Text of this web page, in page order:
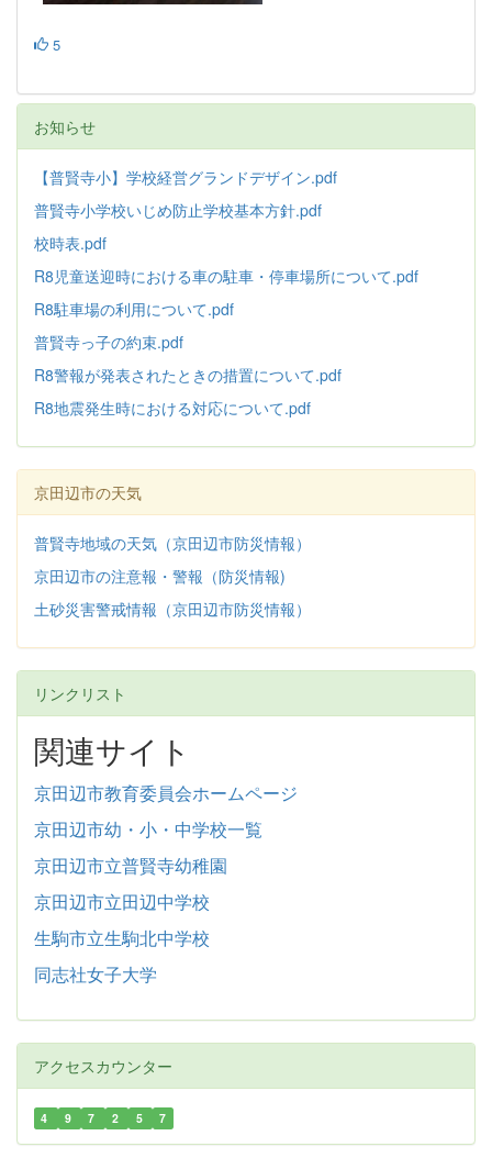
5
お知らせ
【普賢寺小】学校経営グランドデザイン.pdf
普賢寺小学校いじめ防止学校基本方針.pdf
校時表.pdf
R8児童送迎時における車の駐車・停車場所について.pdf
R8駐車場の利用について.pdf
普賢寺っ子の約束.pdf
R8警報が発表されたときの措置について.pdf
R8地震発生時における対応について.pdf
京田辺市の天気
普賢寺地域の天気（京田辺市防災情報）
京田辺市の注意報・警報（防災情報)
土砂災害警戒情報（京田辺市防災情報）
リンクリスト
関連サイト
京田辺市教育委員会ホームページ
京田辺市幼・小・中学校一覧
京田辺市立普賢寺幼稚園
京田辺市立田辺中学校
生駒市立生駒北中学校
同志社女子大学
アクセスカウンター
4 9 7 2 5 7